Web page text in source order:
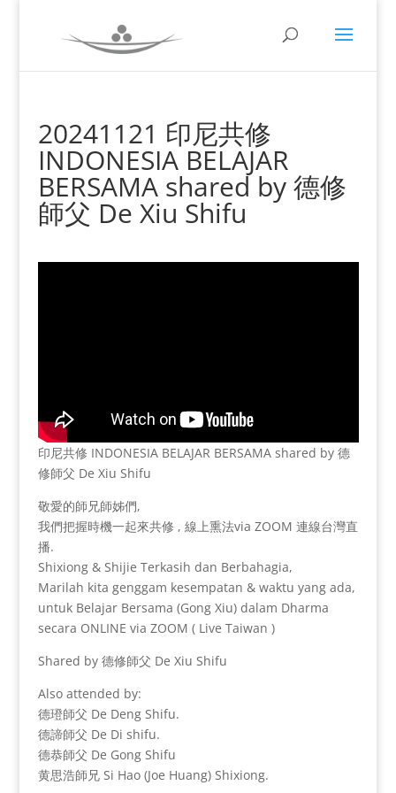
20241121 印尼共修
INDONESIA BELAJAR
BERSAMA shared by 德修
師父 De Xiu Shifu
印尼共修 INDONESIA BELAJAR BERSAMA shared by 德
修師父 De Xiu Shifu
敬愛的師兄師姊們,
我們把握時機一起來共修 , 線上熏法via ZOOM 連線台灣直
播.
Shixiong & Shijie Terkasih dan Berbahagia,
Marilah kita genggam kesempatan & waktu yang ada,
untuk Belajar Bersama (Gong Xiu) dalam Dharma
secara ONLINE via ZOOM ( Live Taiwan )
Shared by 德修師父 De Xiu Shifu
Also attended by:
德璒師父 De Deng Shifu.
德諦師父 De Di shifu.
德恭師父 De Gong Shifu
黄思浩師兄 Si Hao (Joe Huang) Shixiong.